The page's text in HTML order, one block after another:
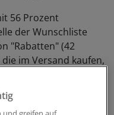
56 Prozent
der Wunschliste
"Rabatten" (42
im Versand kaufen,